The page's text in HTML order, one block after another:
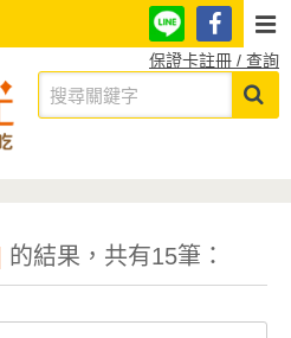
保證卡註冊 / 查詢
的結果，共有15筆：